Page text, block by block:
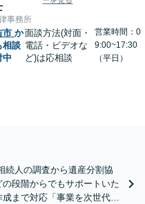
事務所
市 か
相談
中
面談方法(対面・
電話・ビデオな
ど)は応相談
営業時間：0
9:00~17:30
（平日）
続人の調査から遺産分割協
段階からでもサポートいた
まで対応「事業を次世代に